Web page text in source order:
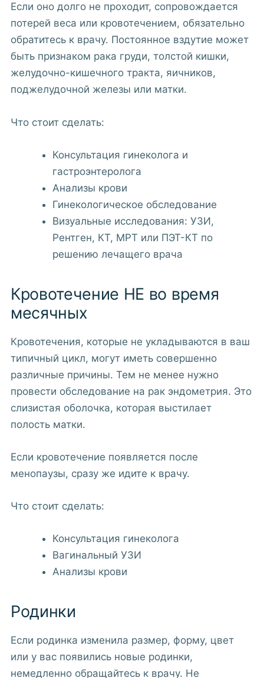
Если оно долго не проходит, сопровождается
потерей веса или кровотечением, обязательно
обратитесь к врачу. Постоянное вздутие может
быть признаком рака груди, толстой кишки,
желудочно-кишечного тракта, яичников,
поджелудочной железы или матки.
Что стоит сделать:
Консультация гинеколога и
гастроэнтеролога
Анализы крови
Гинекологическое обследование
Визуальные исследования: УЗИ,
Рентген, КТ, МРТ или ПЭТ-КТ по
решению лечащего врача
Кровотечение НЕ во время
месячных
Кровотечения, которые не укладываются в ваш
типичный цикл, могут иметь совершенно
различные причины. Тем не менее нужно
провести обследование на рак эндометрия. Это
слизистая оболочка, которая выстилает
полость матки.
Если кровотечение появляется после
менопаузы, сразу же идите к врачу.
Что стоит сделать:
Консультация гинеколога
Вагинальный УЗИ
Анализы крови
Родинки
Если родинка изменила размер, форму, цвет
или у вас появились новые родинки,
немедленно обращайтесь к врачу. Не